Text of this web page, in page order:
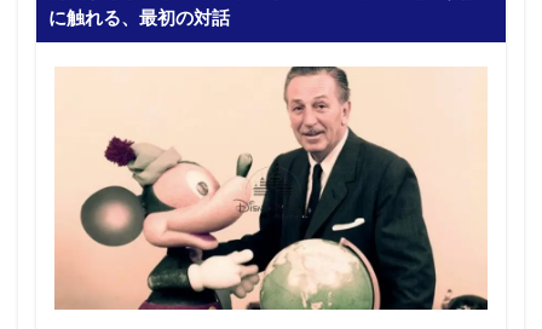
に触れる、最初の対話